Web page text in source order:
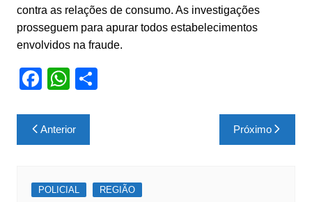
contra as relações de consumo. As investigações
prosseguem para apurar todos estabelecimentos
envolvidos na fraude.
F
c
e
o
W
at
s
p
S
Navegação
de
Anterior Próximo
POLICIAL REGIÃO